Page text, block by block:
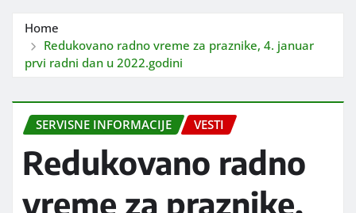
Home
Redukovano radno vreme za praznike, 4. januar
prvi radni dan u 2022.godini
SERVISNE INFORMACIJE VESTI
Redukovano radno
vreme za praznike,